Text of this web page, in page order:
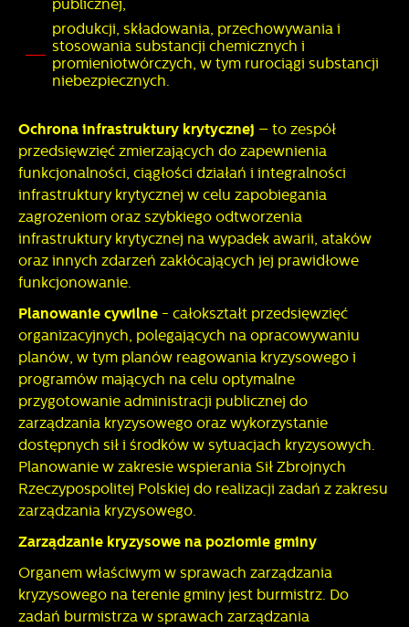
publicznej,
produkcji, składowania, przechowywania i
stosowania substancji chemicznych i
promieniotwórczych, w tym rurociągi substancji
niebezpiecznych.
Ochrona infrastruktury krytycznej – to zespół
przedsięwzięć zmierzających do zapewnienia
funkcjonalności, ciągłości działań i integralności
infrastruktury krytycznej w celu zapobiegania
zagrożeniom oraz szybkiego odtworzenia
infrastruktury krytycznej na wypadek awarii, ataków
oraz innych zdarzeń zakłócających jej prawidłowe
funkcjonowanie.
Planowanie cywilne - całokształt przedsięwzięć
organizacyjnych, polegających na opracowywaniu
planów, w tym planów reagowania kryzysowego i
programów mających na celu optymalne
przygotowanie administracji publicznej do
zarządzania kryzysowego oraz wykorzystanie
dostępnych sił i środków w sytuacjach kryzysowych.
Planowanie w zakresie wspierania Sił Zbrojnych
Rzeczypospolitej Polskiej do realizacji zadań z zakresu
zarządzania kryzysowego.
Zarządzanie kryzysowe na poziomie gminy
Organem właściwym w sprawach zarządzania
kryzysowego na terenie gminy jest burmistrz. Do
zadań burmistrza w sprawach zarządzania